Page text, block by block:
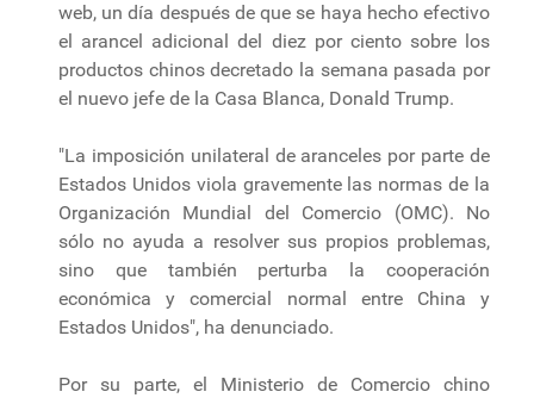
web, un día después de que se haya hecho efectivo
el arancel adicional del diez por ciento sobre los
productos chinos decretado la semana pasada por
el nuevo jefe de la Casa Blanca, Donald Trump.
"La imposición unilateral de aranceles por parte de
Estados Unidos viola gravemente las normas de la
Organización Mundial del Comercio (OMC). No
sólo no ayuda a resolver sus propios problemas,
sino que también perturba la cooperación
económica y comercial normal entre China y
Estados Unidos", ha denunciado.
Por su parte, el Ministerio de Comercio chino